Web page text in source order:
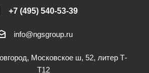
+7 (495) 540-53-39
info@ngsgroup.ru
Московское ш, 52, литер Т-
Т12